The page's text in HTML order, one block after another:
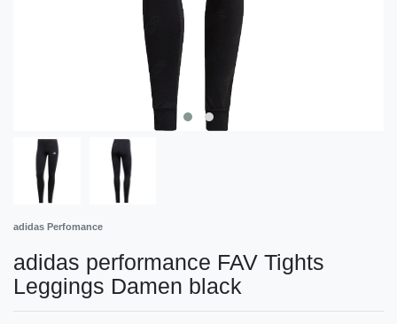
adidas Perfomance
adidas performance FAV Tights
Leggings Damen black